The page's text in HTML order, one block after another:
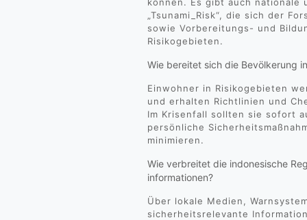
„Tsunami_Risk“, die sich der
sowie Vorbereitungs- und
Risikogebieten.
Wie bereitet sich die Bevölkerung
Einwohner in Risikogebieten
und erhalten Richtlinien und
Im Krisenfall sollten sie sofort
persönliche
minimieren.
Wie verbreitet die indonesische
informationen?
Über lokale Medien,
sicherheitsrelevante